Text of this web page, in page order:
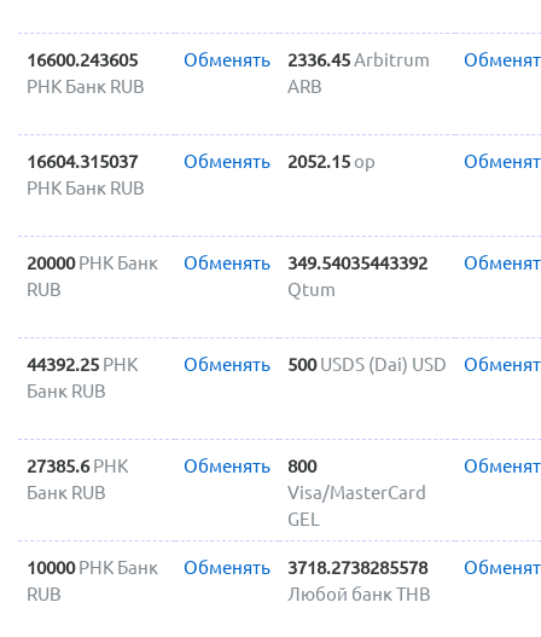
16600.243605
РНК Банк RUB
Обменять 2336.45Arbitrum
ARB
16604.315037
РНК Банк RUB
Обменять 2052.15op
20000 РНК Банк
RUB
Обменять
349.54035443392
Qtum
44392.25 РНК
Банк RUB
Обменять 500 USDS (Dai) USD
27385.6 РНК
Банк RUB
Обменять
800
Visa/MasterCard
GEL
10000 РНК Банк
RUB
Обменять
3718.2738285578
Любой банк THB